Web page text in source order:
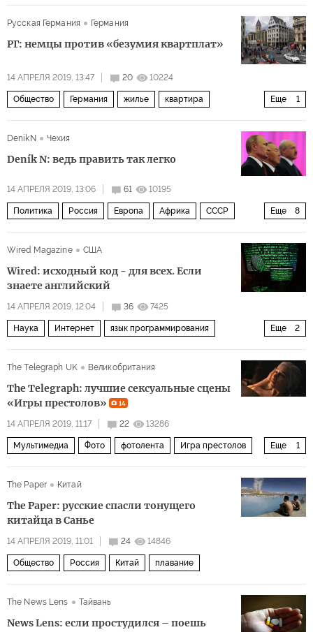
Русская Германия
Германия
РГ: немцы против «безумия квартплат»
14 АПРЕЛЯ 2019, 13:47 20 10224
Еще 1
Общество Германия жилье квартира
DenikN
Чехия
Deník N: ведь править так легко
14 АПРЕЛЯ 2019, 13:06 61 10195
Еще 8
Политика Россия Европа Африка СССР
номенклатура правление
Wired Magazine США
Wired: исходный код - для всех. Если
знаете английский
14 АПРЕЛЯ 2019, 12:04 36 7425
Еще 2
Наука Интернет язык программирования
The Telegraph UK
Великобритания
The Telegraph: лучшие сексуальные сцены
«Игры престолов»
14
14 АПРЕЛЯ 2019, 11:17 22 13286
Еще 1
Мультимедиа Фото фотолента Игра престолов
The Paper
Китай
The Paper: русские спасли тонущего
китайца в Санье
14 АПРЕЛЯ 2019, 11:01 24 14846
Общество Россия Китай плавание
The News Lens Тайвань
News Lens: если простудился – поешь